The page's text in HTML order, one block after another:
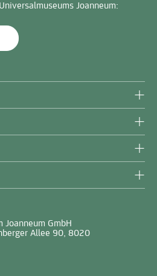
Joanneum:
GmbH
Allee 90, 8020